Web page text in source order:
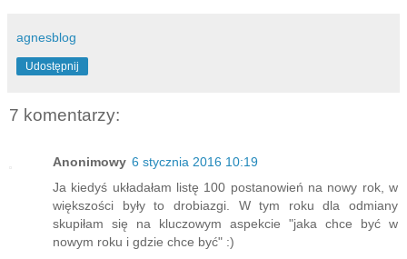
agnesblog
Udostępnij
7 komentarzy:
Anonimowy 6 stycznia 2016 10:19
Ja kiedyś układałam listę 100 postanowień na nowy rok, w
większości były to drobiazgi. W tym roku dla odmiany
skupiłam się na kluczowym aspekcie "jaka chce być w
nowym roku i gdzie chce być" :)